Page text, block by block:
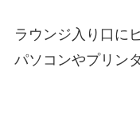
ラウンジ入り口に
パソコンやプリン